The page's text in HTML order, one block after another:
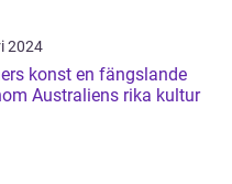
2024
en fängslande
Australiens rika kultur